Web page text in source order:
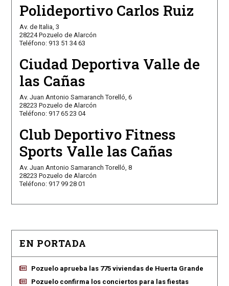
Polideportivo Carlos Ruiz
Av. de Italia, 3
28224 Pozuelo de Alarcón
Teléfono: 913 51 34 63
Ciudad Deportiva Valle de
las Cañas
Av. Juan Antonio Samaranch Torelló, 6
28223 Pozuelo de Alarcón
Teléfono: 917 65 23 04
Club Deportivo Fitness
Sports Valle las Cañas
Av. Juan Antonio Samaranch Torelló, 8
28223 Pozuelo de Alarcón
Teléfono: 917 99 28 01
EN PORTADA
Pozuelo aprueba las 775 viviendas de Huerta Grande
Pozuelo confirma los conciertos para las fiestas